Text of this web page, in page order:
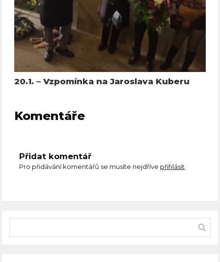
20.1. – Vzpomínka na Jaroslava Kuberu
Komentáře
Přidat komentář
Pro přidávání komentářů se musíte nejdříve přihlásit